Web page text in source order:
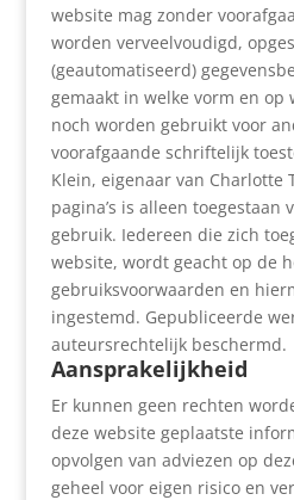
website mag zonder
worden verveelvoudigd,
(geautomatiseerd)
gemaakt in welke vorm en op
noch worden gebruikt voor
voorafgaande schriftelijk
Klein, eigenaar van Charlotte
pagina’s is alleen toegestaan
gebruik. Iedereen die zich
website, wordt geacht op de
gebruiksvoorwaarden en
ingestemd. Gepubliceerde
auteursrechtelijk beschermd.
Aansprakelijkheid
Er kunnen geen rechten
deze website geplaatste
opvolgen van adviezen op
geheel voor eigen risico en